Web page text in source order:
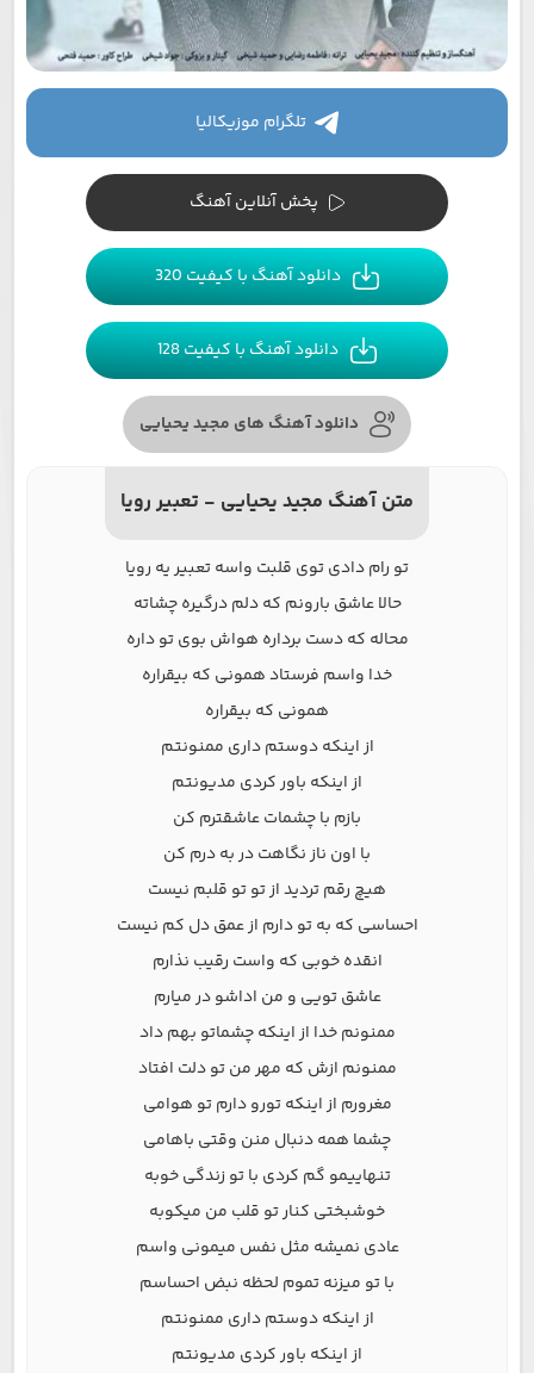
تلگرام موزیکالیا
پخش آنلاین آهنگ
دانلود آهنگ با کیفیت 320
دانلود آهنگ با کیفیت 128
دانلود آهنگ های مجید یحیایی
متن آهنگ مجید یحیایی - تعبیر رویا
تو رام دادی توی قلبت واسه تعبیر یه رویا
حالا عاشق بارونم که دلم درگیره چشاته
محاله که دست برداره هواش بوی تو داره
خدا واسم فرستاد همونی که بیقراره
همونی که بیقراره
از اینکه دوستم داری ممنونتم
از اینکه باور کردی مدیونتم
بازم با چشمات عاشقترم کن
با اون ناز نگاهت در به درم کن
هیچ رقم تردید از تو تو قلبم نیست
احساسی که به تو دارم از عمق دل کم نیست
انقده خوبی که واست رقیب نذارم
عاشق تویی و من اداشو در میارم
ممنونم خدا از اینکه چشماتو بهم داد
ممنونم ازش که مهر من تو دلت افتاد
مغرورم از اینکه تورو دارم تو هوامی
چشما همه دنبال منن وقتی باهامی
تنهاییمو گم کردی با تو زندگی خوبه
خوشبختی کنار تو قلب من میکوبه
عادی نمیشه مثل نفس میمونی واسم
با تو میزنه تموم لحظه نبض احساسم
از اینکه دوستم داری ممنونتم
از اینکه باور کردی مدیونتم